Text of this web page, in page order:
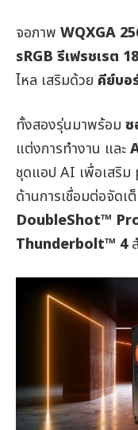
จอภาพ WQXGA
sRGB รีเฟรชเรต
ไหล เสริมด้วย คีย์บอ
ทั้งสองรุ่นมาพร้อม ซ
แต่งการทำงาน และ
ชุดแอป AI เพื่อเสริ
ด้านการเชื่อมต่อจัดเ
DoubleShot™
Thunderbolt™ 4